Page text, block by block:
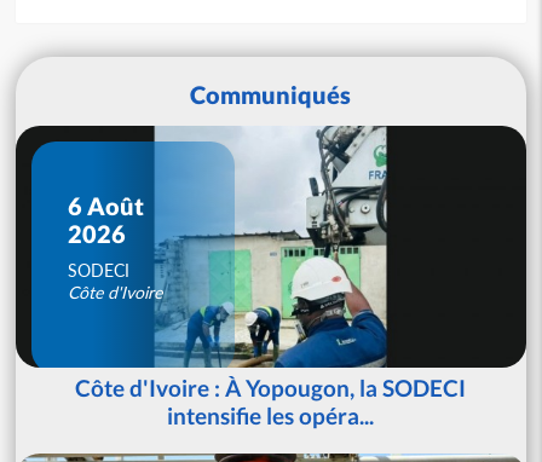
Communiqués
6 Août
2026
SODECI
Côte d'Ivoire
Côte d'Ivoire : À Yopougon, la SODECI
intensifie les opéra...